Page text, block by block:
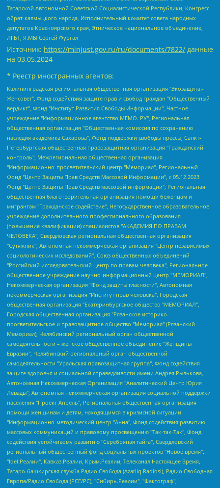
Татарской Автономной Советской Социалистической Республики, Конгресс
ойрат-калмыцкого народа, Исполнительный комитет совета народных
депутатов Красноярского края, Этническое национальное объединение,
ЛГБТ, Я.МЫ Сергей Фургал
Источник: https://minjust.gov.ru/ru/documents/7822/ данные
на 03.05.2024
* Реестр иностранных агентов:
Калининградская региональная общественная организация "Экозащита!-Женсовет", Фонд содействия защите прав и свобод граждан "Общественный вердикт", Фонд "Институт Развития Свободы Информации", Частное учреждение "Информационное агентство МЕМО. РУ", Региональная общественная организация "Общественная комиссия по сохранению наследия академика Сахарова", Фонд поддержки свободы прессы, Санкт-Петербургская общественная правозащитная организация "Гражданский контроль", Межрегиональная общественная организация "Информационно-просветительский центр "Мемориал", Региональный Фонд "Центр Защиты Прав Средств Массовой Информации", с 05.12.2023 Фонд "Центр Защиты Прав Средств массовой информации", Региональная общественная благотворительная организация помощи беженцам и мигрантам "Гражданское содействие", Негосударственное образовательное учреждение дополнительного профессионального образования (повышение квалификации) специалистов "АКАДЕМИЯ ПО ПРАВАМ ЧЕЛОВЕКА", Свердловская региональная общественная организация "Сутяжник", Автономная некоммерческая организация "Центр независимых социологических исследований", Союз общественных объединений "Российский исследовательский центр по правам человека", Региональное общественное учреждение научно-информационный центр "МЕМОРИАЛ", Некоммерческая организация "Фонд защиты гласности", Автономная некоммерческая организация "Институт прав человека", Городская общественная организация "Екатеринбургское общество "МЕМОРИАЛ", Городская общественная организация "Рязанское историко-просветительское и правозащитное общество "Мемориал" (Рязанский Мемориал), Челябинский региональный орган общественной самодеятельности – женское общественное объединение "Женщины Евразии", Челябинский региональный орган общественной самодеятельности "Уральская правозащитная группа", Фонд содействия защите здоровья и социальной справедливости имени Андрея Рылькова, Автономная Некоммерческая Организация "Аналитический Центр Юрия Левады", Автономная некоммерческая организация социальной поддержки населения "Проект Апрель", Региональная общественная организация помощи женщинам и детям, находящимся в кризисной ситуации "Информационно-методический центр "Анна", Фонд содействия развитию массовых коммуникаций и правовому просвещению "Так-так-Так", Фонд содействия устойчивому развитию "Серебряная тайга", Свердловский региональный общественный фонд социальных проектов "Новое время", "Idel.Реалии", Кавказ.Реалии, Крым.Реалии, Телеканал Настоящее Время, Татаро-башкирская служба Радио Свобода (Azatliq Radiosi), Радио Свободная Европа/Радио Свобода (PCE/PC), "Сибирь.Реалии", "Фактограф", Благотворительный фонд помощи осужденным и их семьям, Автономная некоммерческая организация "Институт глобализации и социальных движений", Фонд "В защиту прав заключенных", Частное учреждение "Центр поддержки и содействия развитию средств массовой информации", Пензенский региональный общественный благотворительный фонд "Гражданский союз", "Север.Реалии", Некоммерческая организация Фонд "Правовая инициатива", Общество с ограниченной ответственностью "Радио Свободная Европа/Радио Свобода", Чешское информационное агентство "MEDIUM-ORIENT", Красноярская региональная общественная организация "Мы против СПИДа", Камалягин Денис Николаевич, Маркелов Сергей Евгеньевич, Пономарев Лев Александрович, Савицкая Людмила Алексеевна, Автономная некоммерческая организация "Центр по работе с проблемой насилия "НАСИЛИЮ.НЕТ", Межрегиональный профессиональный союз работников здравоохранения "Альянс врачей", Юридическое лицо, зарегистрированное в Латвийской Республике, SIA "Medusa Project" (регистрационный номер 40103797863, дата регистрации 10.06.2014), Некоммерческая организация "Фонд по борьбе с коррупцией", Автономная некоммерческая организация "Институт права и публичной политики", Баданин Роман Сергеевич, Гликин Максим Александрович, Железнова Мария Михайловна, Лукьянова Юлия Сергеевна, Маетная Елизавета Витальевна, Маняхин Петр Борисович, Чуракова Ольга Владимировна, Ярош Юлия Петровна, Юридическое лицо "The Insider SIA", зарегистрированное в Риге, Латвийская Республика (дата регистрации 26.06.2015), являющееся администратором доменного имени интернет-издания "The Insider SIA", https://theins.ru, Постернак Алексей Евгеньевич, Рубин Михаил Аркадьевич, Анин Роман Александрович, Юридическое лицо Istories fonds, зарегистрированное в Латвийской Республике (регистрационный номер 50008295751, дата регистрации 24.02.2020), Великовский Дмитрий Александрович, Долинина Ирина Николаевна, Мароховская Алеся Алексеевна, Шлейнов Роман Юрьевич, Шмагун Олеся Валентиновна, Общество с ограниченной ответственностью "Альтаир 2021", Общество с ограниченной ответственностью "Вега 2021", Общество с ограниченной ответственностью "Главный редактор 2021", Общество с ограниченной ответственностью "Ромашки монолит", Важенков Артем Валерьевич, Ивановская областная общественная организация "Центр гендерных исследований", Гурман Юрий Альбертович, Медиапроект "ОВД-Инфо", Егоров Владимир Владимирович, Жилинский Владимир Александрович, Общество с ограниченной ответственностью "ЗП", Иванова София Юрьевна, Карезина Инна Павловна, Кильтау Екатерина Викторовна, Петров Алексей Викторович, Пискунов Сергей Евгеньевич, Смирнов Сергей Сергеевич, Тихонов Михаил Сергеевич, Общество с ограниченной ответственностью "ЖУРНАЛИСТ-ИНОСТРАННЫЙ АГЕНТ", Арапова Галина Юрьевна, Вольтская Татьяна Анатольевна, Американская компания "Mason G.E.S. Anonymous Foundation" (США), являющаяся владельцем интернет-издания https://mnews.world/, Компания "Stichting Bellingcat", зарегистрированная в Нидерландах (дата регистрации 11.07.2018), Захаров Андрей Вячеславович, Клепиковская Екатерина Дмитриевна, Общество с ограниченной ответственностью "МЕМО", Перл Роман Александрович, Симонов Евгений Алексеевич, Соловьева Елена Анатольевна, Сотников Даниил Владимирович, Сурначева Елизавета Дмитриевна, Автономная некоммерческая организация по защите прав человека и информированию населения "Якутия – Наше Мнение", Общество с ограниченной ответственностью "Москоу диджитал медиа", с 26.01.2023 Общество с ограниченной ответственностью "Чайка Белые сады", Ветошкина Валерия Валерьевна, Заговора Максим Александрович, Межрегиональное общественное движение "Российская ЛГБТ - сеть", Оленичев Максим Владимирович, Павлов Иван Юрьевич, Скворцова Елена Сергеевна, Общество с ограниченной ответственностью "Как бы инагент", Кочетков Игорь Викторович, Общество с ограниченной ответственностью "Честные выборы", Еланчик Олег Александрович, Общество с ограниченной ответственностью "Нобелевский призыв", Гималова Регина Эмилевна, Григорьев Андрей Валерьевич, Григорьева Алина Александровна, Ассоциация по содействию защите прав призывников, альтернативнослужащих и военнослужащих "Правозащитная группа "Гражданин.Армия.Право", Хисамова Регина Фаритовна, Автономная некоммерческая организация по реализации социально-правовых программ "Лилит", Дальневосточное общественное движение "Маяк", Санкт-Петербургская ЛГБТ-инициативная группа "Выход", Инициативная группа ЛГБТ+ "Реверс", Алексеев Андрей Викторович, Бекбулатова Таисия Львовна, Беляев Иван Михайлович, Владыкина Елена Сергеевна, Гельман Марат Александрович, Никульшина Вероника Юрьевна, Толоконникова Надежда Андреевна, Шендерович Виктор Анатольевич, Общество с ограниченной ответственностью "Данное сообщение", Общество с ограниченной ответственностью Издательский дом "Новая глава", Айнбиндер Александра Александровна, Московский комьюнити-центр для ЛГБТ+инициатив, Благотворительный фонд развития филантропии, Deutsche Welle (Германия, Kurt-Schumacher-Strasse 3, 53113 Bonn), Борзунова Мария Михайловна, Воробьев Виктор Викторович, Голубева Анна Львовна, Константинова Алла Михайловна, Малкова Ирина Владимировна, Мурадов Мурад Абдулгалимович, Осетинская Елизавета Николаевна, Понасенков Евгений Николаевич, Ганапольский Матвей Юрьевич, Киселев Евгений Алексеевич, Борухович Ирина Григорьевна, Дремин Иван Тимофеевич, Дубровский Дмитрий Викторович, Красноярская региональная общественная организация поддержки и развития альтернативных образовательных технологий и межкультурных коммуникаций "ИНТЕРРА", Маяковская Екатерина Алексеевна, Фейгин Марк Захарович, Филимонов Андрей Викторович, Дзугкоева Регина Николаевна, Доброхотов Роман Александрович, Дудь Юрий Александрович, Елкин Сергей Владимирович, Кругликов Кирилл Игоревич, Сабунаева Мария Леонидовна, Семенов Алексей Владимирович, Шаинян Карен Багратович, Шульман Екатерина Михайловна, Асафьев Артур Валерьевич, Вахштайн Виктор Семенович, Венедиктов Алексей Алексеевич, Лушникова Екатерина Евгеньевна, Волков Леонид Михайлович, Невзоров Александр Глебович, Пархоменко Сергей Борисович, Сироткин Ярослав Николаевич, Кара-Мурза Владимир Владимирович, Баранова Наталья Владимировна, Гозман Леонид Яковлевич, Кагарлицкий Борис Юльевич, Климарев Михаил Валерьевич, Милов Владимир Станиславович, Автономная некоммерческая организация Краснодарский центр современного искусства "Типография", Моргенштерн Алишер Тагирович, Соболь Любовь Эдуардовна, Общество с ограниченной ответственностью "ЛИЗА НОРМ", Каспаров Гарри Кимович, Ходорковский Михаил Борисович, Общество с ограниченной ответственностью "Апрельские тезисы", Данилович Ирина Брониславовна, Кашин Олег Владимирович, Петров Николай Владимирович, Пивоваров Алексей Владимирович, Соколов Михаил Владимирович, Цветкова Юлия Владимировна, Чичваркин Евгений Александрович, Комитет против пыток/Команда против пыток, Общество с ограниченной ответственностью "Первый научный", Общество с ограниченной ответственностью "Вертолет и ко", Белоцерковская Вероника Борисовна, Кац Максим Евгеньевич, Лазарева Татьяна Юрьевна, Шаведдинов Руслан Табризович, Яшин Илья Валерьевич, Общество с ограниченной ответственностью "Иноагент ААВ", Алешковский Дмитрий Петрович, Альбац Евгения Марковна, Быков Дмитрий Львович, Галямина Юлия Евгеньевна, Лойко Сергей Леонидович, Мартынов Кирилл Константинович, Медведев Сергей Александрович, Крашенинников Федор Геннадиевич, Гордеева Катерина Вл